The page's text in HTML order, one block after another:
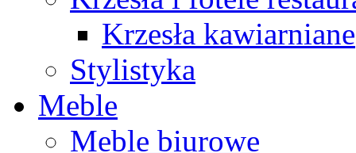
Krzesła kawiarniane
Stylistyka
Meble
Meble biurowe